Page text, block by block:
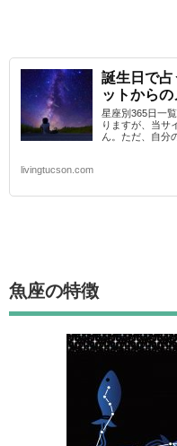
誕生日で占
ットからの
星座別365日一
りますが、当サ
ん。ただ、自分
livingtucson.com
魚座の特徴